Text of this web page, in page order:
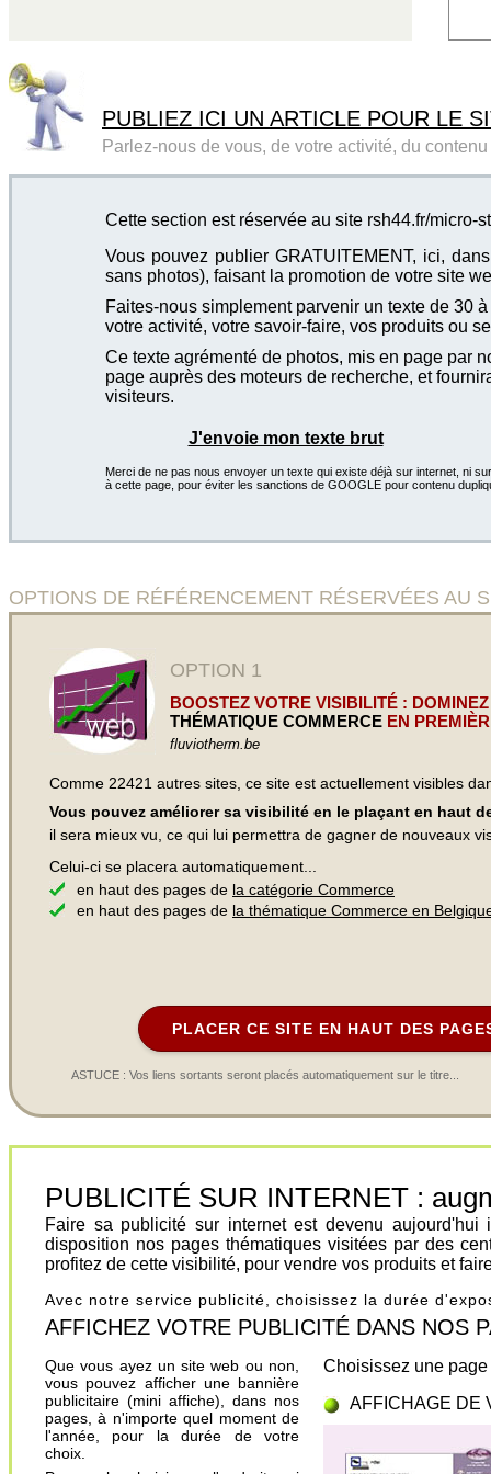
PUBLIEZ ICI UN ARTICLE POUR LE
Parlez-nous de vous, de votre activité, du
Cette section est réservée au site rsh44.fr/micro-
Vous pouvez publier GRATUITEMENT, ici,
sans photos), faisant la promotion de votre site
Faites-nous simplement parvenir un texte de 30
votre activité, votre savoir-faire, vos produits ou
Ce texte agrémenté de photos, mis en page par
page auprès des moteurs de recherche, et
visiteurs.
J'envoie mon texte brut
Merci de ne pas nous envoyer un texte qui existe déjà sur internet, ni
à cette page, pour éviter les sanctions de GOOGLE pour contenu
OPTIONS DE RÉFÉRENCEMENT RÉSERVÉES AU
OPTION 1
BOOSTEZ VOTRE VISIBILITÉ :
THÉMATIQUE COMMERCE EN
fluviotherm.be
Comme 22421 autres sites, ce site est actuellement visibles
Vous pouvez améliorer sa visibilité en le plaçant en haut
il sera mieux vu, ce qui lui permettra de gagner de nouveaux
Celui-ci se placera automatiquement...
en haut des pages de la catégorie Commerce
en haut des pages de la thématique Commerce en
PLACER CE SITE EN HAUT DES
ASTUCE : Vos liens sortants seront placés automatiquement sur le titre...
PUBLICITÉ SUR INTERNET :
Faire sa publicité sur internet est devenu
disposition nos pages thématiques visitées par des
profitez de cette visibilité, pour vendre vos produits et
Avec notre service publicité, choisissez la durée
AFFICHEZ VOTRE PUBLICITÉ DANS NOS
Que vous ayez un site web ou non,
vous pouvez afficher une bannière
publicitaire (mini affiche), dans nos
pages, à n'importe quel moment de
l'année, pour la durée de votre
choix.
Choisissez une
AFFICHAGE DE